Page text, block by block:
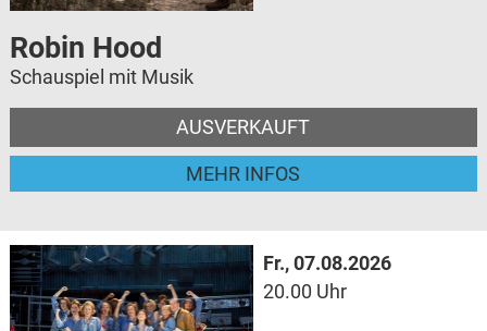
Robin Hood
Schauspiel mit Musik
AUSVERKAUFT
MEHR INFOS
Fr., 07.08.2026
20.00 Uhr